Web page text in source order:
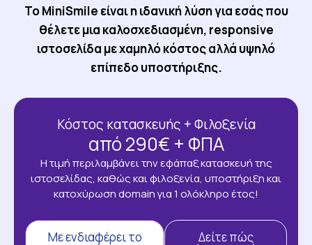
Το MiniSmile είναι η ιδανική λύση για εσάς που
θέλετε μια καλοσχεδιασμένη, responsive
ιστοσελίδα με χαμηλό κόστος αλλά υψηλό
επίπεδο υποστήριξης.
Κόστος κατασκευής + Φιλοξενία
από 290€ + ΦΠΑ
Η τιμή περιλαμβάνει την εφάπαξ κατασκευή της
ιστοσελίδας, καθώς και φιλοξενία, υποστήριξη και
κατοχύρωση domain για 1 ολόκληρο έτος!
Με ενδιαφέρει το Δείτε πώς